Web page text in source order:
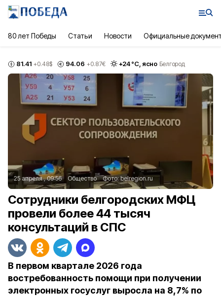
80 лет Победы Статьи Новости Официальные
81.41 +0.48$ 94.06 +0.87€ +24°С, ясно Белгород
25 апреля , 09:56 Общество Фото:belregion.ru
Сотрудники белгородских МФЦ
провели более 44 тысяч
консультаций в СПС
В первом квартале 2026 года
востребованность помощи при получении
электронных госуслуг выросла на 8,7% по